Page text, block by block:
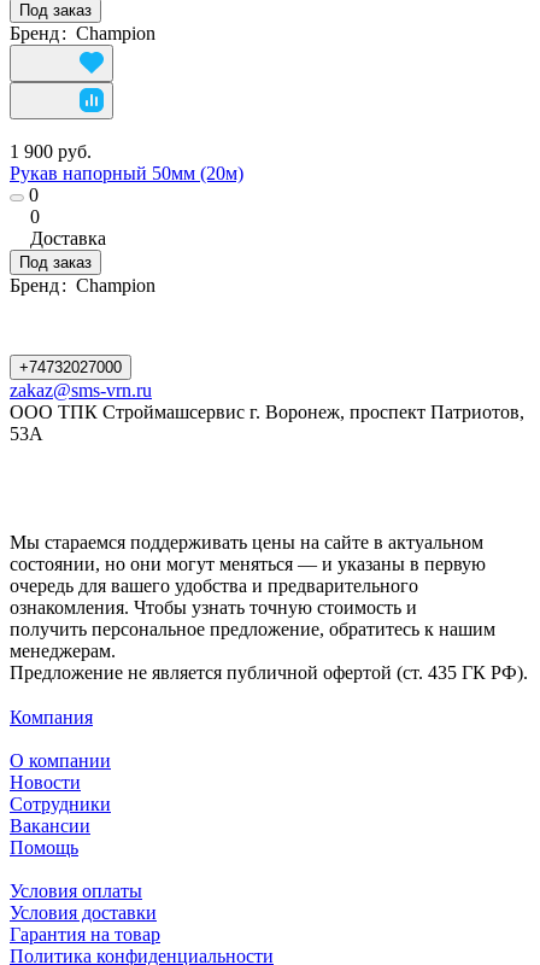
Под заказ
Бренд: Champion
1 900 руб.
Рукав напорный 50мм (20м)
0
0
Доставка
Под заказ
Бренд: Champion
+74732027000
zakaz@sms-vrn.ru
ООО ТПК Строймашсервис г. Воронеж, проспект Патриотов,
53А
Мы стараемся поддерживать цены на сайте в актуальном
состоянии, но они могут меняться — и указаны в первую
очередь для вашего удобства и предварительного
ознакомления. Чтобы узнать точную стоимость и
получить персональное предложение, обратитесь к нашим
менеджерам.
Предложение не является публичной офертой (ст. 435 ГК РФ).
Компания
О компании
Новости
Сотрудники
Вакансии
Помощь
Условия оплаты
Условия доставки
Гарантия на товар
Политика конфиденциальности